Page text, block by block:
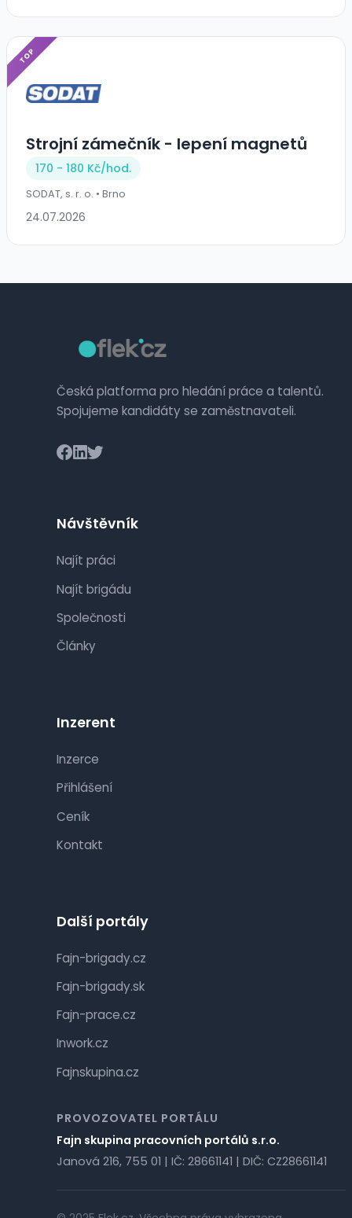
TOP
Strojní zámečník - lepení magnetů
170 - 180 Kč/hod.
SODAT, s. r. o. • Brno
24.07.2026
Česká platforma pro hledání práce a talentů.
Spojujeme kandidáty se zaměstnavateli.
Návštěvník
Najít práci
Najít brigádu
Společnosti
Články
Inzerent
Inzerce
Přihlášení
Ceník
Kontakt
Další portály
Fajn-brigady.cz
Fajn-brigady.sk
Fajn-prace.cz
Inwork.cz
Fajnskupina.cz
PROVOZOVATEL PORTÁLU
Fajn skupina pracovních portálů s.r.o.
Janová 216, 755 01 | IČ: 28661141 | DIČ: CZ28661141